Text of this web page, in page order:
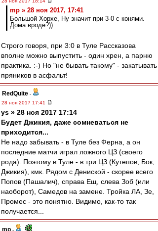
mp » 28 ноя 2017, 17:41
Большой Хорхе, Ну значит при 3-0 с конями.
Дома вроде?))
Строго говоря, при 3:0 в Туле Рассказова
вполне можно выпустить - один хрен, а парню
практика. :-) Но "не бывать такому" - закатывать
пряников в асфальт!
RedQuite -
28 ноя 2017 17:41
ys » 28 ноя 2017 17:14
Будет Джикия, даже сомневаться не
приходится...
Не надо забывать - в Туле без Ферна, а он
последние матчи играл ложного ЦЗ (своего
рода). Поэтому в Туле - в три ЦЗ (Кутепов, Бок,
Джикия), кмк. Рядом с Дениской - скорее всего
Попов (Пашалич), справа Ещ, слева Зоб (или
наоборот), Самедов на замене. Тройка ЛА, Зе,
Промес - это понятно. Видимо, как-то так
получается...
mp -